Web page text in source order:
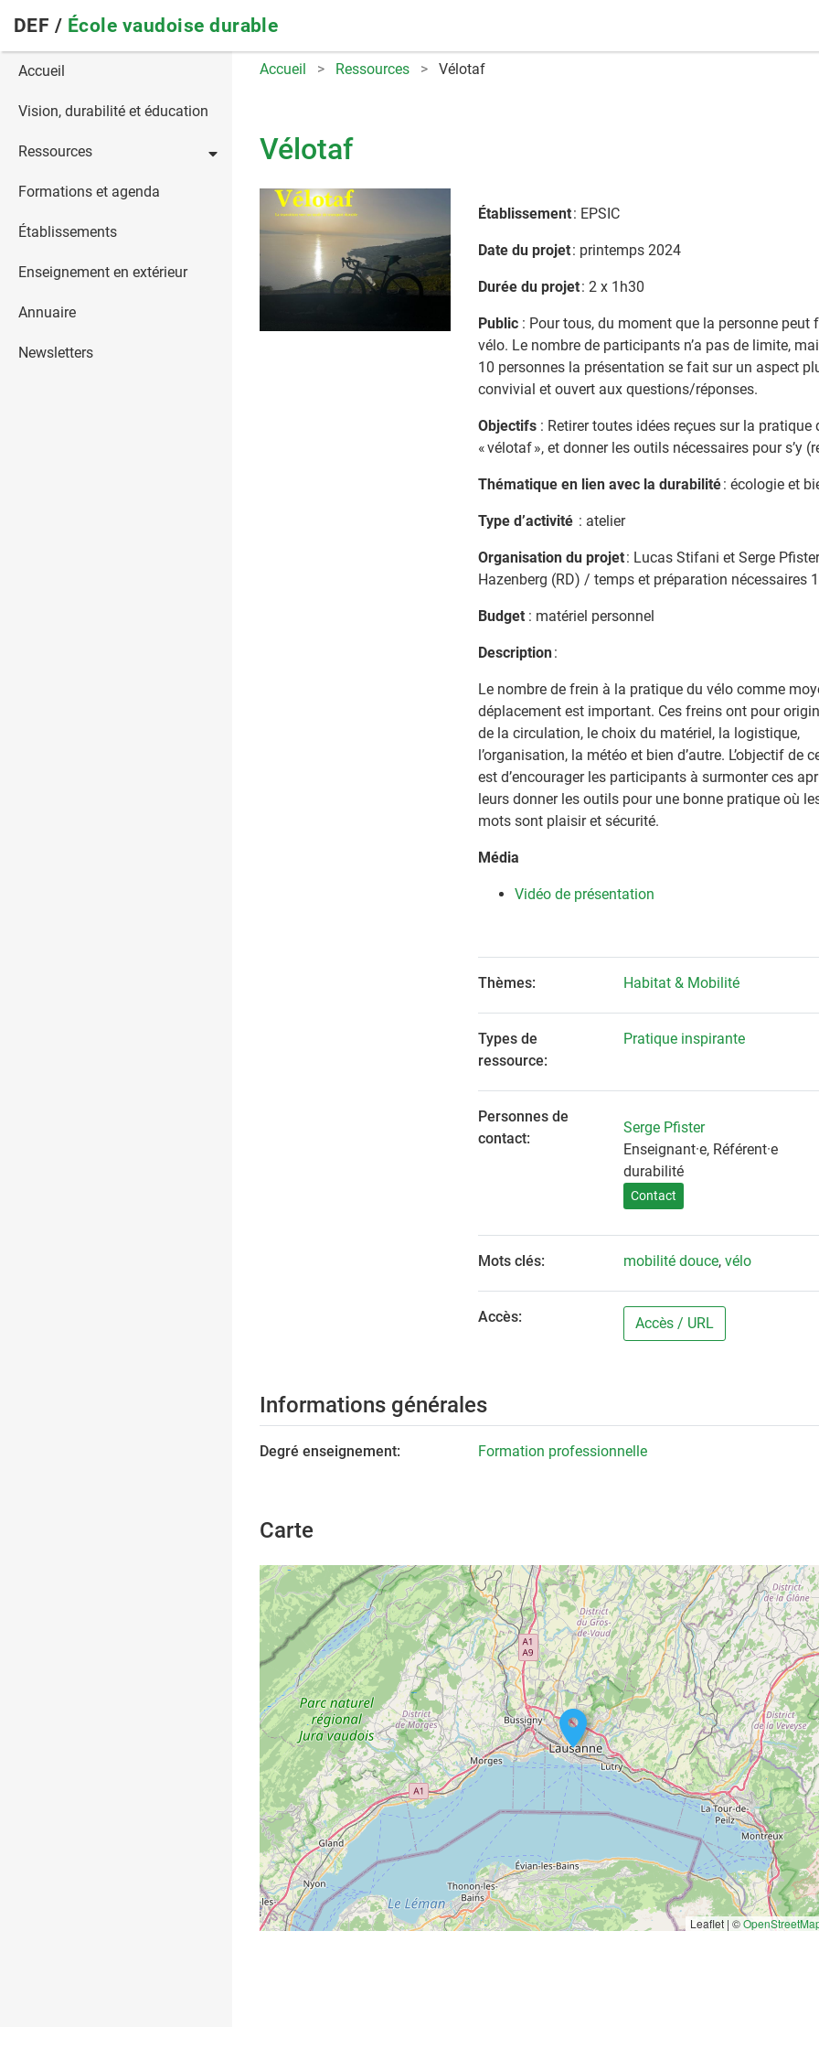
main
navigation
DEF / École vaudoise durable
Main
navigation
Accueil
Vision, durabilité et éducation
Ressources
Formations et agenda
Établissements
Enseignement en extérieur
Annuaire
Newsletters
Accueil Ressources Vélotaf
Vélotaf
Établissement: EPSIC
Date du projet: printemps 2024
Durée du projet: 2 x 1h30
Public: Pour tous, du moment que la personne peut
vélo. Le nombre de participants n’a pas de limite,
10 personnes la présentation se fait sur un aspect
convivial et ouvert aux questions/réponses.
Objectifs: Retirer toutes idées reçues sur la pratique
« vélotaf », et donner les outils nécessaires pour s’y
Thématique en lien avec la durabilité: écologie et
Type d’activité: atelier
Organisation du projet: Lucas Stifani et Serge Pfister
Hazenberg (RD) / temps et préparation nécessaires
Budget: matériel personnel
Description:
Le nombre de frein à la pratique du vélo comme
déplacement est important. Ces freins ont pour
de la circulation, le choix du matériel, la logistique,
l’organisation, la météo et bien d’autre. L’objectif de
est d’encourager les participants à surmonter ces
leurs donner les outils pour une bonne pratique où
mots sont plaisir et sécurité.
Média
Vidéo de présentation
Thèmes: Habitat & Mobilité
Types de
ressource:
Pratique inspirante
Personnes de
contact:
Serge Pfister
Enseignant·e, Référent·e
durabilité
Contact
Mots clés: mobilité douce, vélo
Accès: Accès / URL
Informations générales
Degré enseignement: Formation professionnelle
Carte
Leaflet | ©